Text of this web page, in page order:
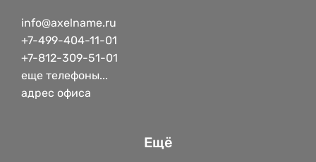
info@axelname.ru
+7-499-404-11-01
+7-812-309-51-01
еще телефоны...
адрес офиса
Ещё